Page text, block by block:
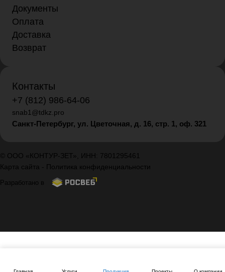
Документы
Оплата
Доставка
Возврат
Контакты
+7 (812) 986-64-06
snab1@tdkz.pro
Санкт-Петербург, ул. Цветочная, д. 16, стр. 1, оф. 321
© ООО «КОНТУР-ЗЕТ», ИНН: 7801295461
Карта сайта - Политика конфиденциальности
Разработано в